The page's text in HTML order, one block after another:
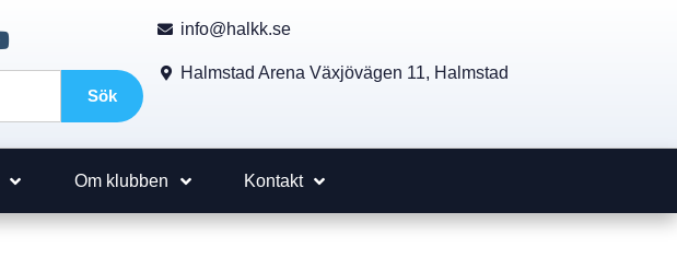
Sök
info@halkk.se
Halmstad Arena Växjövägen 11, Halmstad
Om klubben Kontakt